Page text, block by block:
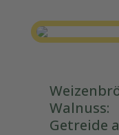
Walnuss:
Getreide